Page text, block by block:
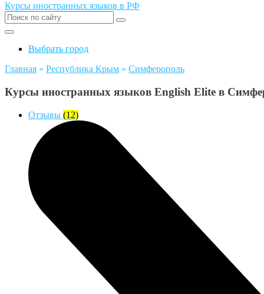
Курсы иностранных языков в РФ
Выбрать город
Главная » Республика Крым » Симферополь
Курсы иностранных языков English Elite в
Отзывы (12)